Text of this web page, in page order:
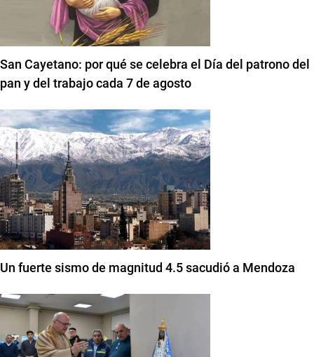
San Cayetano: por qué se celebra el Día del patrono del
pan y del trabajo cada 7 de agosto
Un fuerte sismo de magnitud 4.5 sacudió a Mendoza